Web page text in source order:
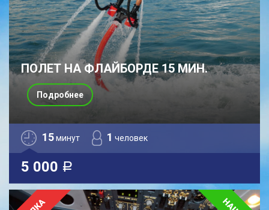
ПОЛЕТ НА ФЛАЙБОРДЕ 15 МИН.
15минут 1 человек
5 000 a
Подробнее